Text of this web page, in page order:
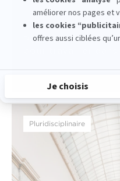
Pourquoi suivre
Pluridisciplinaire